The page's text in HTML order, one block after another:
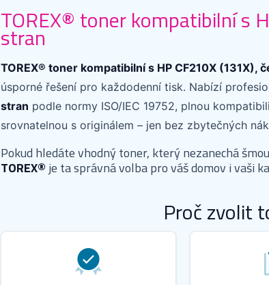
TOREX® toner kompatibilní s
stran
TOREX® toner kompatibilní s HP CF210X (131X),
úsporné řešení pro každodenní tisk. Nabízí
stran podle normy ISO/IEC 19752, plnou
srovnatelnou s originálem – jen bez zbytečných
Pokud hledáte vhodný toner, který nezanechá
TOREX® je ta správná volba pro váš domov i vaši
Proč zvolit